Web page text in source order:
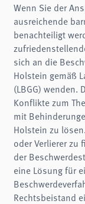
Wenn Sie der
ausreichende
benachteiligt
sich an die
Holstein gemäß
(LBGG) wenden.
Konflikte zum
mit
Holstein zu
oder Verlierer zu
der
eine Lösung für
Rechtsbeistand